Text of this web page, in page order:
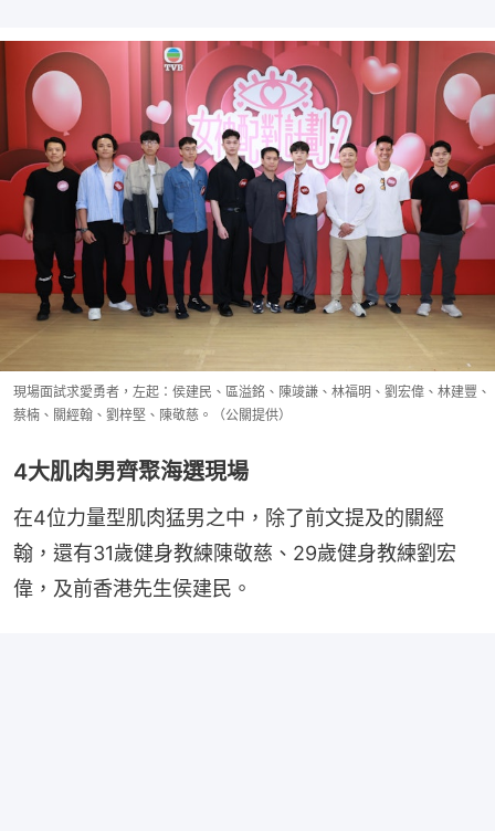
現場面試求愛勇者，左起：侯建民、區溢銘、陳竣謙、林福明、劉宏偉、林建豐、
蔡楠、關經翰、劉梓堅、陳敬慈。（公關提供）
4大肌肉男齊聚海選現場
在4位力量型肌肉猛男之中，除了前文提及的關經
翰，還有31歲健身教練陳敬慈、29歲健身教練劉宏
偉，及前香港先生侯建民。